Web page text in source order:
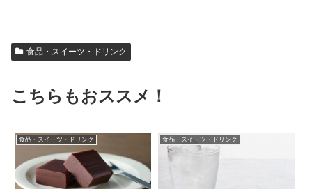
食品・スイーツ・ドリンク
こちらもおススメ！
食品・スイーツ・ドリンク 食品・スイーツ・ドリンク